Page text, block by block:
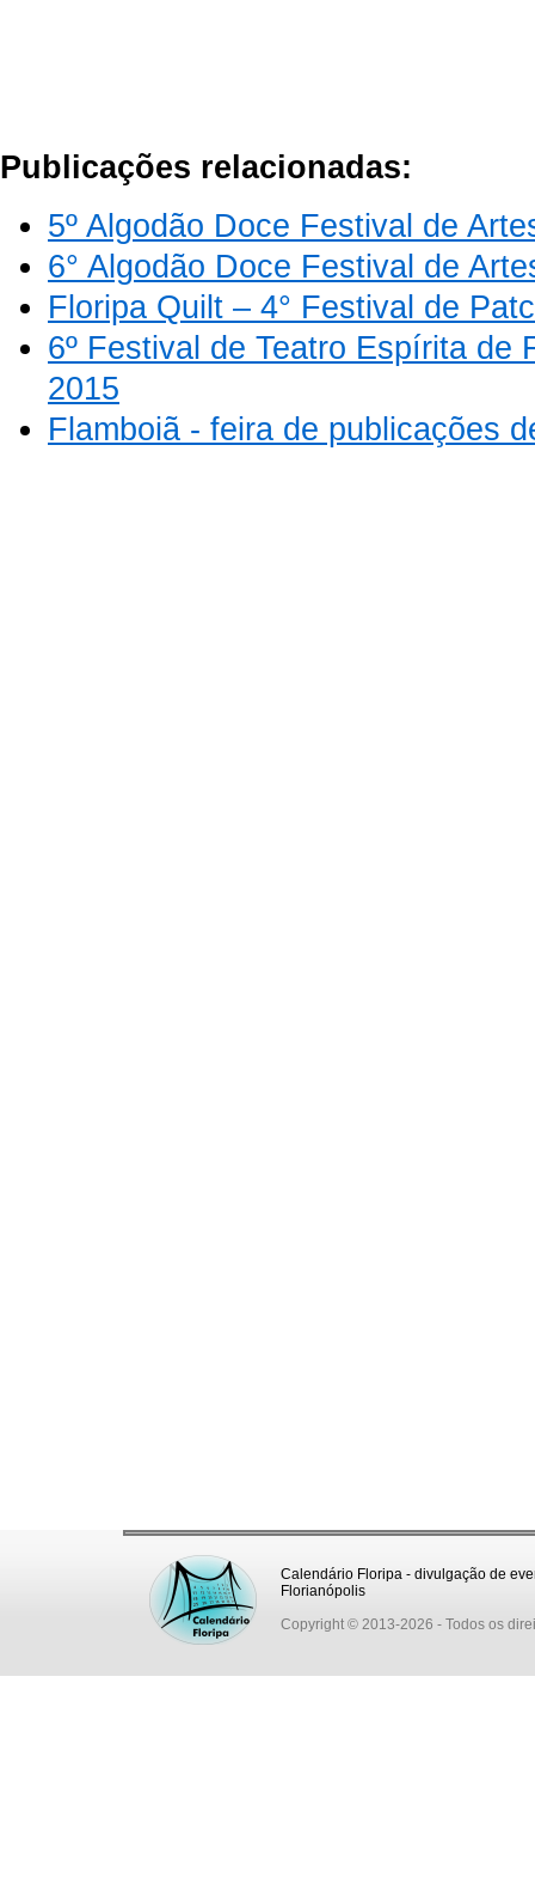
Publicações relacionadas:
5º Algodão Doce Festival de
6° Algodão Doce Festival de
Floripa Quilt – 4° Festival de
6º Festival de Teatro Espírita de
2015
Flamboiã - feira de publicações
Calendário Floripa - divulgação de
Florianópolis
Copyright © 2013-2026 - Todos os